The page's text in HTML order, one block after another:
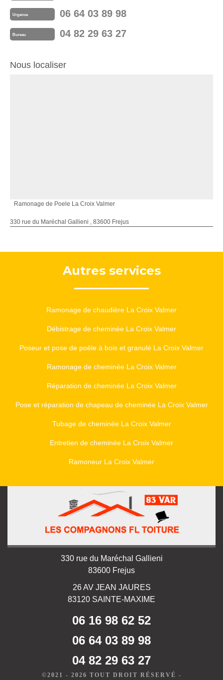
Urgence 06 64 03 89 98
Bureau 04 82 29 63 27
Nous localiser
Ramonage de Poele La Croix Valmer
330 rue du Maréchal Gallieni , 83600 Frejus
Autres services
Ramonage de chaudière La Croix Valmer
Débistrage de cheminée La Croix Valmer
Poseur et pose de poêle à bois et granulé La Croix Valmer
Ramonage de cheminée La Croix Valmer
Réparation de cheminée La Croix Valmer
Pose et réparation de chapeau de cheminée La Croix Valmer
Tubage de cheminée La Croix Valmer
Entretien de cheminée La Croix Valmer
Ramoneur La Croix Valmer
330 rue du Maréchal Gallieni
83600 Frejus
26 AV JEAN JAURES
83120 SAINTE-MAXIME
06 16 98 62 52
06 64 03 89 98
04 82 29 63 27
©2021 - 2026 TOUT DROIT RÉSERVÉ -